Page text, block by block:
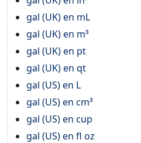
gal (UK) en mL
gal (UK) en m³
gal (UK) en pt
gal (UK) en qt
gal (US) en L
gal (US) en cm³
gal (US) en cup
gal (US) en fl oz